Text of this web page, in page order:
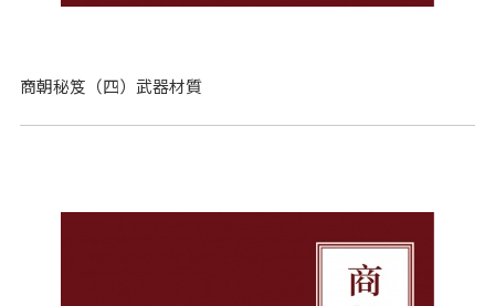
商朝秘笈（四）武器材質